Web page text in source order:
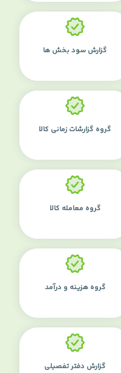
گزارش سود بخش ها
گروه گزارشات زمانی کالا
گروه معامله کالا
گروه هزینه و درآمد
گزارش دفتر تفصیلی